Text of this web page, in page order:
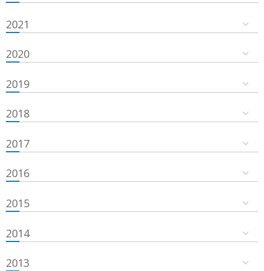
2021
2020
2019
2018
2017
2016
2015
2014
2013